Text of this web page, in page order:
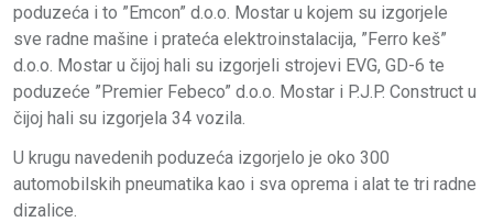
poduzeća i to ”Emcon” d.o.o. Mostar u kojem su izgorjele
sve radne mašine i prateća elektroinstalacija, ”Ferro keš”
d.o.o. Mostar u čijoj hali su izgorjeli strojevi EVG, GD-6 te
poduzeće ”Premier Febeco” d.o.o. Mostar i P.J.P. Construct u
čijoj hali su izgorjela 34 vozila.
U krugu navedenih poduzeća izgorjelo je oko 300
automobilskih pneumatika kao i sva oprema i alat te tri radne
dizalice.